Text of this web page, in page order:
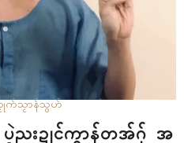
က်သၟာန်သွဟ်
ဍဲညးဍုၚ်ကွာန်တအ်ဂှ် အ